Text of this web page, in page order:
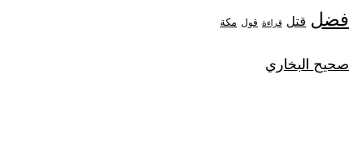
فضل قتل قراءة قول مكة
صحيح البخاري